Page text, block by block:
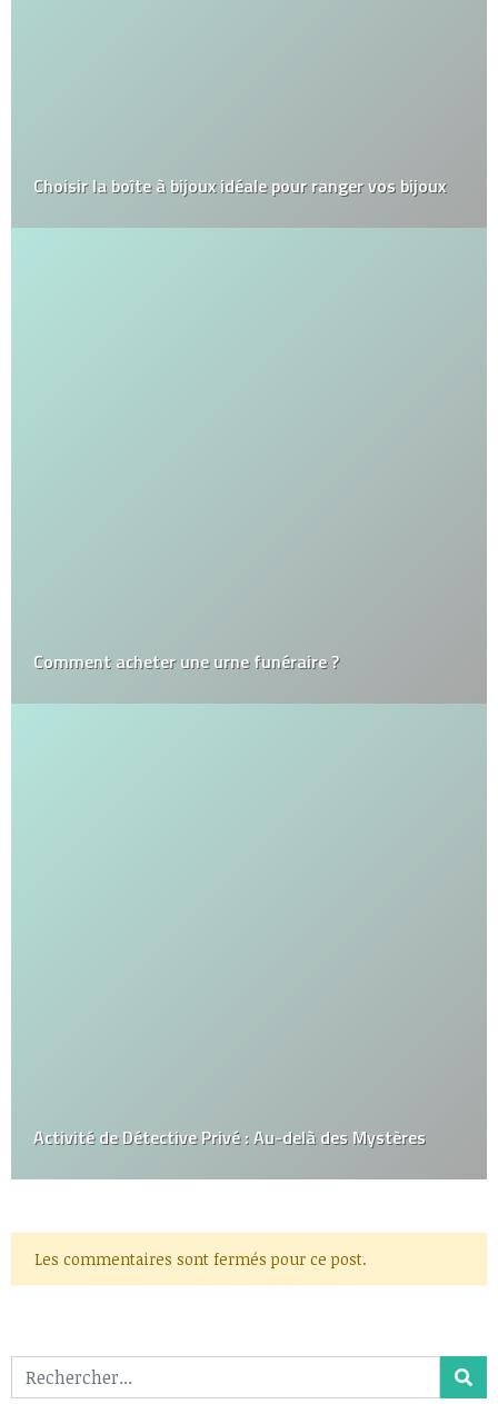
Choisir la boîte à bijoux idéale pour ranger vos bijoux
Comment acheter une urne funéraire ?
Activité de Détective Privé : Au-delà des Mystères
Les commentaires sont fermés pour ce post.